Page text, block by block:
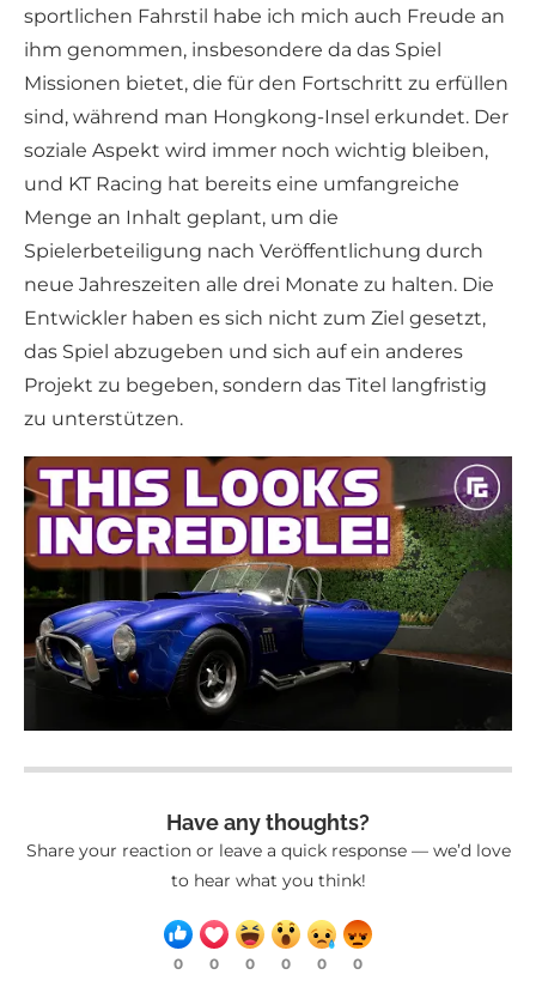
sportlichen Fahrstil habe ich mich auch Freude an
ihm genommen, insbesondere da das Spiel
Missionen bietet, die für den Fortschritt zu erfüllen
sind, während man Hongkong-Insel erkundet. Der
soziale Aspekt wird immer noch wichtig bleiben,
und KT Racing hat bereits eine umfangreiche
Menge an Inhalt geplant, um die
Spielerbeteiligung nach Veröffentlichung durch
neue Jahreszeiten alle drei Monate zu halten. Die
Entwickler haben es sich nicht zum Ziel gesetzt,
das Spiel abzugeben und sich auf ein anderes
Projekt zu begeben, sondern das Titel langfristig
zu unterstützen.
Have any thoughts?
Share your reaction or leave a quick response — we’d love
to hear what you think!
0 0 0 0 0 0